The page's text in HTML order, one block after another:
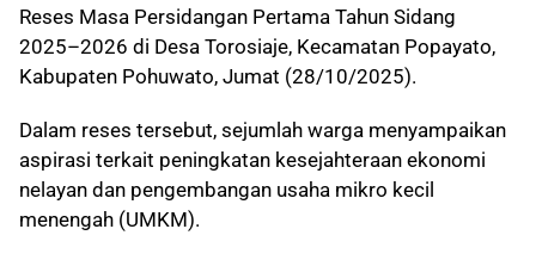
Reses Masa Persidangan Pertama Tahun Sidang
2025–2026 di Desa Torosiaje, Kecamatan Popayato,
Kabupaten Pohuwato, Jumat (28/10/2025).
Dalam reses tersebut, sejumlah warga menyampaikan
aspirasi terkait peningkatan kesejahteraan ekonomi
nelayan dan pengembangan usaha mikro kecil
menengah (UMKM).